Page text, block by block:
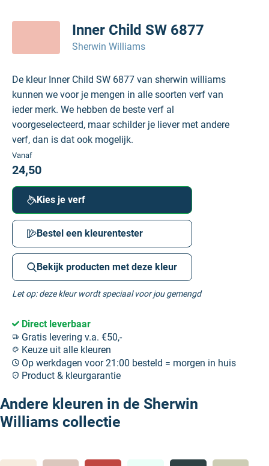
Inner Child SW 6877
Sherwin Williams
De kleur Inner Child SW 6877 van sherwin williams
kunnen we voor je mengen in alle soorten verf van
ieder merk. We hebben de beste verf al
voorgeselecteerd, maar schilder je liever met andere
verf, dan is dat ook mogelijk.
Vanaf
24,50
Kies je verf
Bestel een kleurentester
Bekijk producten met deze kleur
Let op: deze kleur wordt speciaal voor jou gemengd
Direct leverbaar
Gratis levering v.a. €50,-
Keuze uit alle kleuren
Op werkdagen voor 21:00 besteld = morgen in huis
Product & kleurgarantie
Andere kleuren in de Sherwin
Williams collectie